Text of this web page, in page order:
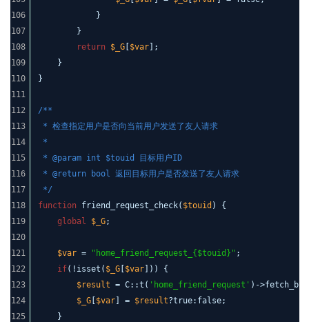
106
107
108
109
110
111
112
113
114
115
116
117
118
119
120
121
122
123
124
125
}
}
return $_G $var ];
}
}
/**
* 检查指定用户是否向当前用户发送了友人请求
*
* @param int $touid 目标用户ID
* @return bool 返回目标用户是否发送了友人请求
*/
function friend_request_check( $touid ) {
global
$_G;
$var = "home_friend_request_{$touid}" ;
if(!isset( $_G $var ])) {
$result = C::t( 'home_friend_request' )-
$_G $var ] = $result?true:false;
}